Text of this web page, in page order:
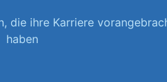
die ihre Karriere
haben